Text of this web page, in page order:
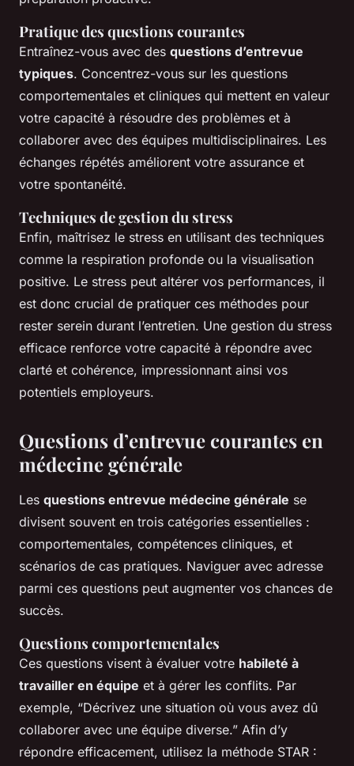
Pratique des questions courantes
Entraînez-vous avec des questions d’entrevue
typiques. Concentrez-vous sur les questions
comportementales et cliniques qui mettent en valeur
votre capacité à résoudre des problèmes et à
collaborer avec des équipes multidisciplinaires. Les
échanges répétés améliorent votre assurance et
votre spontanéité.
Techniques de gestion du stress
Enfin, maîtrisez le stress en utilisant des techniques
comme la respiration profonde ou la visualisation
positive. Le stress peut altérer vos performances, il
est donc crucial de pratiquer ces méthodes pour
rester serein durant l’entretien. Une gestion du stress
efficace renforce votre capacité à répondre avec
clarté et cohérence, impressionnant ainsi vos
potentiels employeurs.
Questions d’entrevue courantes en
médecine générale
Les questions entrevue médecine générale se
divisent souvent en trois catégories essentielles :
comportementales, compétences cliniques, et
scénarios de cas pratiques. Naviguer avec adresse
parmi ces questions peut augmenter vos chances de
succès.
Questions comportementales
Ces questions visent à évaluer votre habileté à
travailler en équipe et à gérer les conflits. Par
exemple, “Décrivez une situation où vous avez dû
collaborer avec une équipe diverse.” Afin d’y
répondre efficacement, utilisez la méthode STAR :